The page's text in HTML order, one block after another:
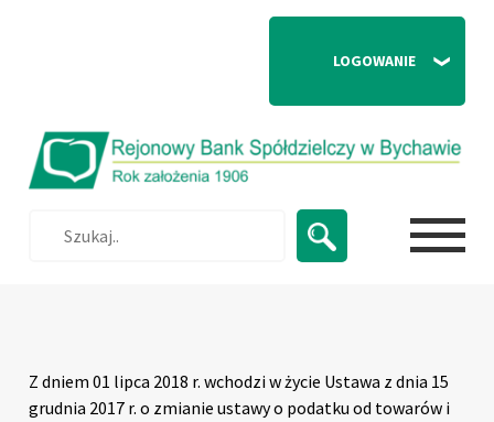
              LOGOWANIE
Z dniem 01 lipca 2018 r. wchodzi w życie Ustawa z dnia 15
grudnia 2017 r. o zmianie ustawy o podatku od towarów i